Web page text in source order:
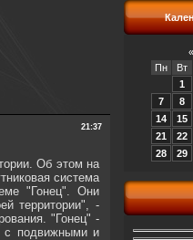
21:37
Об этом на
система
"Гонец". Они
территории", -
"Гонец" -
с подвижными и
«
Пн
Вт
1
7
8
14
15
21
22
28
29